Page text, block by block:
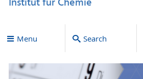
Menu Search